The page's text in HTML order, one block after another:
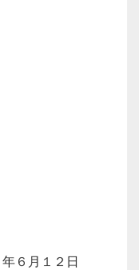
６月１２日